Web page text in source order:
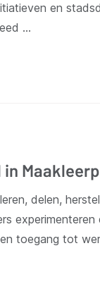
en
…
delen,
toegang tot